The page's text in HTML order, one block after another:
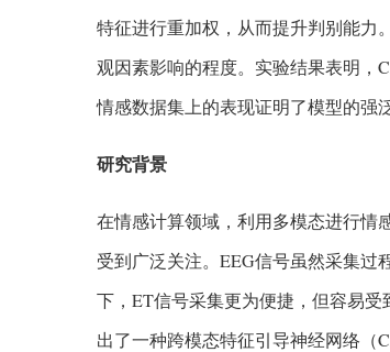
特征进行重加权，从而提升判别能力
观因素影响的程度。实验结果表明，
情感数据集上的表现证明了模型的强
研究背景
在情感计算领域，利用多模态进行情
受到广泛关注。EEG信号虽然采集过
下，ET信号采集更为便捷，但容易
出了一种跨模态特征引导神经网络（